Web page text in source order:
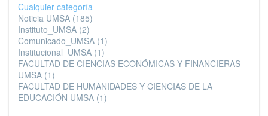
Cualquier categoría
Noticia UMSA (185)
Instituto_UMSA (2)
Comunicado_UMSA (1)
Institucional_UMSA (1)
FACULTAD DE CIENCIAS ECONÓMICAS Y FINANCIERAS
UMSA (1)
FACULTAD DE HUMANIDADES Y CIENCIAS DE LA
EDUCACIÓN UMSA (1)